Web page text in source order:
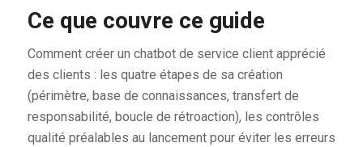
Ce que couvre ce guide
Comment créer un chatbot de service client apprécié
des clients : les quatre étapes de sa création
(périmètre, base de connaissances, transfert de
responsabilité, boucle de rétroaction), les contrôles
qualité préalables au lancement pour éviter les erreurs